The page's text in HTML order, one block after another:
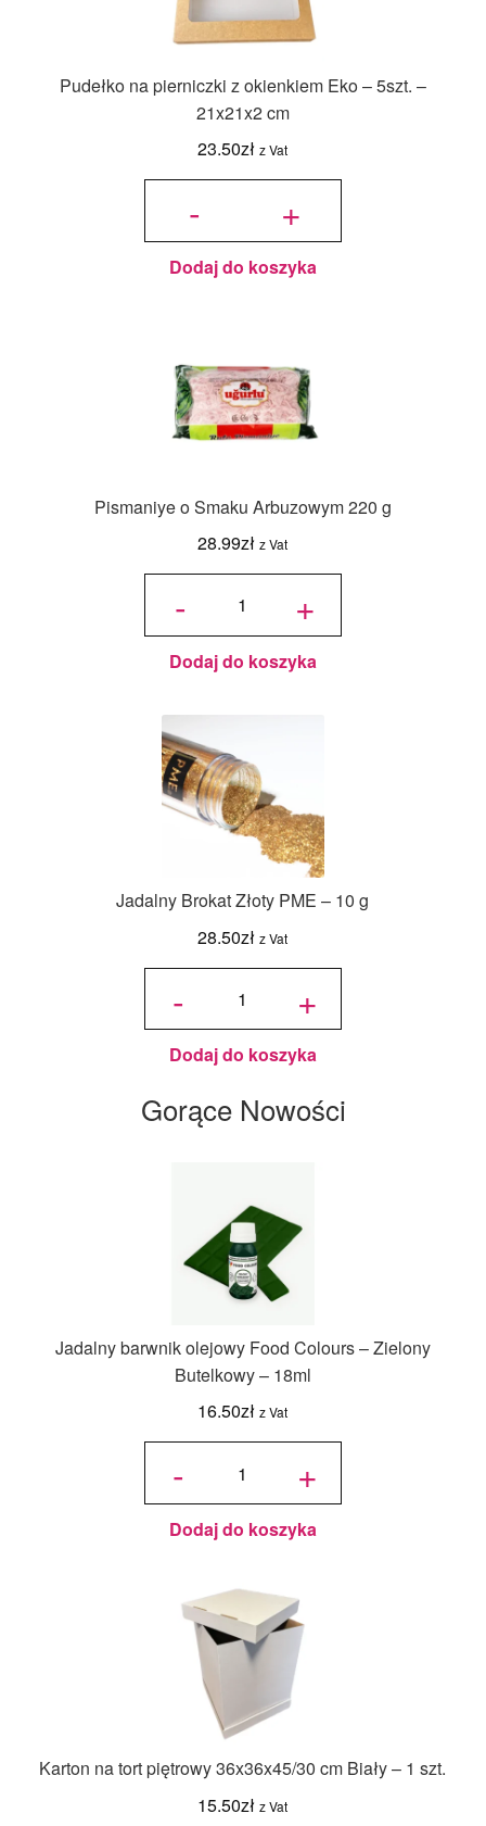
Pudełko na pierniczki z okienkiem Eko – 5szt. –
21x21x2 cm
23.50zł z Vat
-
ilość
pierniczki
okienkiem
Eko -
5szt. -
cm
+
Dodaj do koszyka
Pismaniye o Smaku Arbuzowym 220 g
28.99zł z Vat
-
ilość
Arbuzowym
220 g +
Dodaj do koszyka
Jadalny Brokat Złoty PME – 10 g
28.50zł z Vat
-
ilość
Złoty
PME -
10 g +
Dodaj do koszyka
Gorące Nowości
Jadalny barwnik olejowy Food Colours – Zielony
Butelkowy – 18ml
16.50zł z Vat
-
ilość
olejowy
Food
Colours -
Zielony
Butelkowy
+
Dodaj do koszyka
Karton na tort piętrowy 36x36x45/30 cm Biały – 1 szt.
15.50zł z Vat